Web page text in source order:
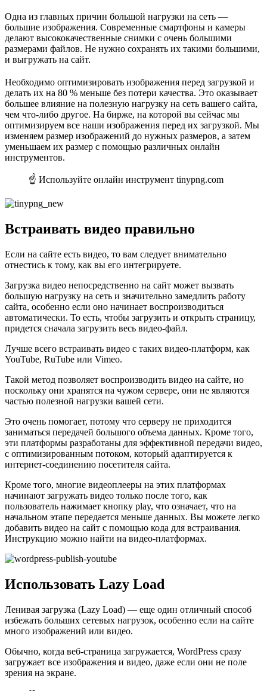
Одна из главных причин большой нагрузки на сеть —
большие изображения. Современные смартфоны и камеры
делают высококачественные снимки с очень большими
размерами файлов. Не нужно сохранять их такими большими,
и выгружать на сайт.
Необходимо оптимизировать изображения перед загрузкой и
делать их на 80 % меньше без потери качества. Это оказывает
большее влияние на полезную нагрузку на сеть вашего сайта,
чем что-либо другое. На бирже, на которой вы сейчас мы
оптимизируем все наши изображения перед их загрузкой. Мы
изменяем размер изображений до нужных размеров, а затем
уменьшаем их размер с помощью различных онлайн
инструментов.
☝ Используйте онлайн инструмент tinypng.com
Встраивать видео правильно
Если на сайте есть видео, то вам следует внимательно
отнестись к тому, как вы его интегрируете.
Загрузка видео непосредственно на сайт может вызвать
большую нагрузку на сеть и значительно замедлить работу
сайта, особенно если оно начинает воспроизводиться
автоматически. То есть, чтобы загрузить и открыть страницу,
придется сначала загрузить весь видео-файл.
Лучше всего встраивать видео с таких видео-платформ, как
YouTube, RuTube или Vimeo.
Такой метод позволяет воспроизводить видео на сайте, но
поскольку они хранятся на чужом сервере, они не являются
частью полезной нагрузки вашей сети.
Это очень помогает, потому что серверу не приходится
заниматься передачей большого объема данных. Кроме того,
эти платформы разработаны для эффективной передачи видео,
с оптимизированным потоком, который адаптируется к
интернет-соединению посетителя сайта.
Кроме того, многие видеоплееры на этих платформах
начинают загружать видео только после того, как
пользователь нажимает кнопку play, что означает, что на
начальном этапе передается меньше данных. Вы можете легко
добавить видео на сайт с помощью кода для встраивания.
Инструкцию можно найти на видео-платформах.
Использовать Lazy Load
Ленивая загрузка (Lazy Load) — еще один отличный способ
избежать больших сетевых нагрузок, особенно если на сайте
много изображений или видео.
Обычно, когда веб-страница загружается, WordPress сразу
загружает все изображения и видео, даже если они не поле
зрения на экране.